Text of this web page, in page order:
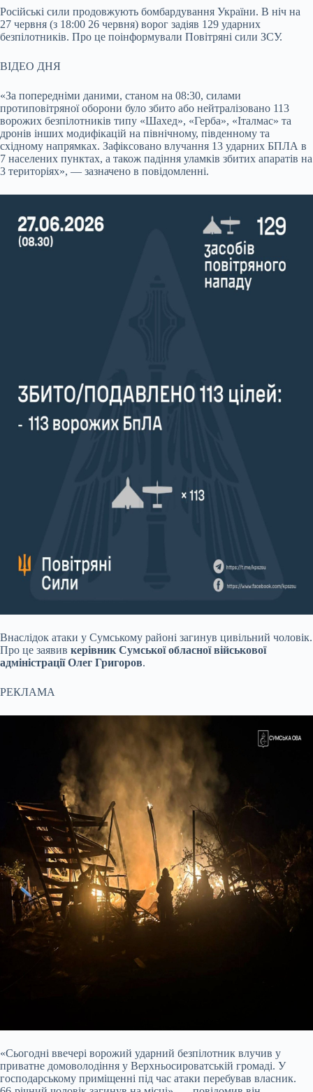
Російські сили продовжують бомбардування України. В ніч на
27 червня (з 18:00 26 червня) ворог задіяв 129 ударних
безпілотників. Про це поінформували Повітряні сили ЗСУ.
ВІДЕО ДНЯ
«За попередніми даними, станом на 08:30, силами
протиповітряної оборони було збито або нейтралізовано 113
ворожих безпілотників типу «Шахед», «Герба», «Італмас» та
дронів інших модифікацій на північному, південному та
східному напрямках. Зафіксовано влучання 13 ударних БПЛА в
7 населених пунктах, а також падіння уламків збитих апаратів на
3 територіях», — зазначено в повідомленні.
Внаслідок атаки у Сумському районі загинув цивільний чоловік.
Про це заявив керівник Сумської обласної військової
адміністрації Олег Григоров.
РЕКЛАМА
«Сьогодні ввечері ворожий ударний безпілотник влучив у
приватне домоволодіння у Верхньосироватській громаді. У
господарському приміщенні під час атаки перебував власник.